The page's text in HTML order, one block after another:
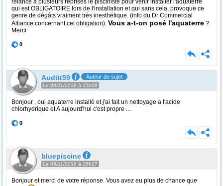
relancé à plusieurs reprises le pisciniste pour venir installer l'aquaterre
qui est OBLIGATOIRE lors de l'installation et qui sans cela, provoque ce
genre de dégâts vraiment très inesthétique. (info du Dr Commercial
Alliance concernant cet obligation). Vous a-t-on posé l'aquaterre ?
Merci
0
Auditt59 Auteur du sujet
Le 08/11/2016 à 15h08
Bonjour , oui aquaterre installé et j'ai fait un nettoyage a l'acide
chlorhydrique et A aujourd'hui c'est propre ....
0
bluepiscine
Le 08/11/2016 à 15h27
Bonjour et merci de votre réponse. Vous avez eu plus de chance que